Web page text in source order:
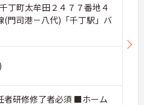
丁町太牟田２４７７番地４
(門司港－八代)「千丁駅」バ
研修修了者必須 ■ホーム